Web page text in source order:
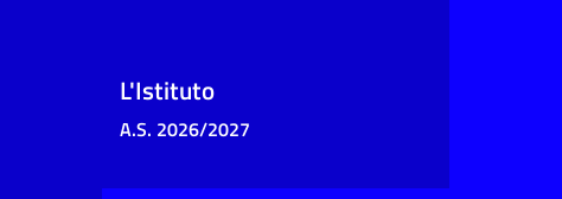
L'Istituto
A.S. 2026/2027